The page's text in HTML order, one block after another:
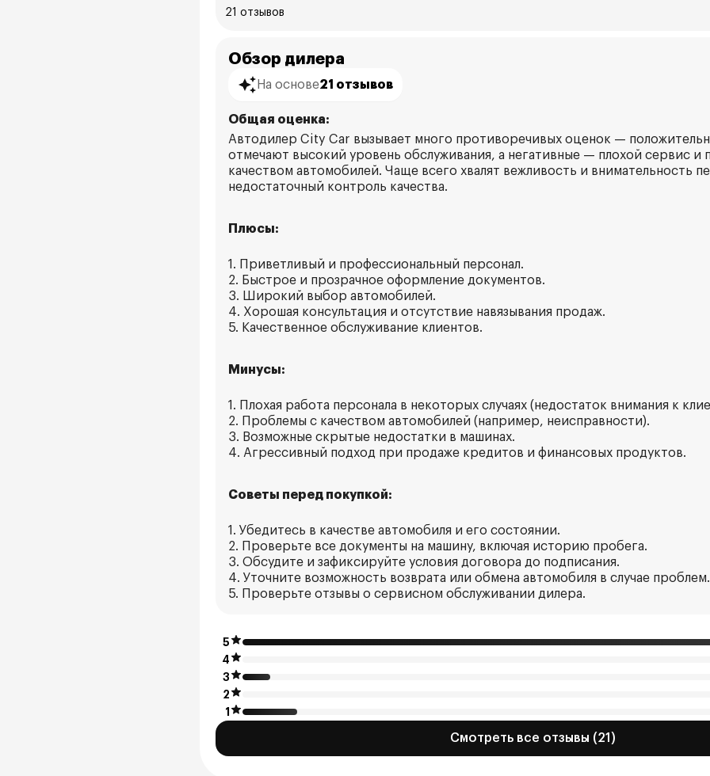
21 отзывов
Обзор дилера
На основе21 отзывов
Общая оценка:
Автодилер City Car вызывает много противоречивых оценок —
отмечают высокий уровень обслуживания, а негативные — плохой сервис и
качеством автомобилей. Чаще всего хвалят вежливость и внимательность
недостаточный контроль качества.
Плюсы:
1. Приветливый и профессиональный персонал.
2. Быстрое и прозрачное оформление документов.
3. Широкий выбор автомобилей.
4. Хорошая консультация и отсутствие навязывания продаж.
5. Качественное обслуживание клиентов.
Минусы:
1. Плохая работа персонала в некоторых случаях (недостаток внимания к
2. Проблемы с качеством автомобилей (например, неисправности).
3. Возможные скрытые недостатки в машинах.
4. Агрессивный подход при продаже кредитов и финансовых продуктов.
Советы перед покупкой:
1. Убедитесь в качестве автомобиля и его состоянии.
2. Проверьте все документы на машину, включая историю пробега.
3. Обсудите и зафиксируйте условия договора до подписания.
4. Уточните возможность возврата или обмена автомобиля в случае проблем.
5. Проверьте отзывы о сервисном обслуживании дилера.
5
4
3
2
1
Смотреть все отзывы (21)